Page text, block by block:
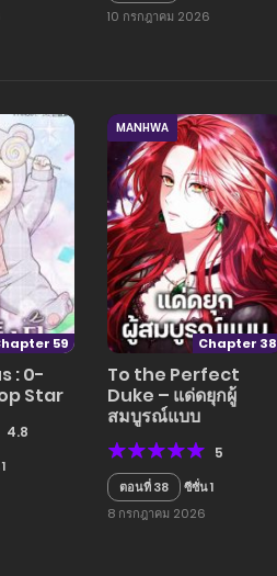
10 กรกฎาคม 2026
59
: 0-
Star
4.8
Chapter 38
MANHWA
To the Perfect
Duke – แด่ดยุกผู้
สมบูรณ์แบบ
5
ตอนที่ 38
ซีซั่น 1
8 กรกฎาคม 2026